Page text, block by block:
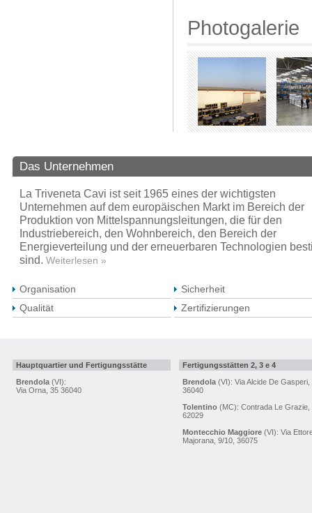
Photogalerie
Das Unternehmen
La Triveneta Cavi ist seit 1965 eines der wichtigsten
Unternehmen auf dem europäischen Markt im Bereich der
Produktion von Mittelspannungsleitungen, die für den
Industriebereich, den Wohnbereich, den Bereich der
Energieverteilung und der erneuerbaren Technologien
sind. Weiterlesen »
Organisation
Qualität
Sicherheit
Zertifizierungen
Hauptquartier und Fertigungsstätte
Brendola(VI):
Via Orna, 35 36040
Fertigungsstätten 2, 3 e 4
Brendola(VI): Via Alcide De Gasperi,
36040
Tolentino(MC): Contrada Le Grazie,
62029
Montecchio Maggiore(VI): Via
Majorana, 9/10, 36075